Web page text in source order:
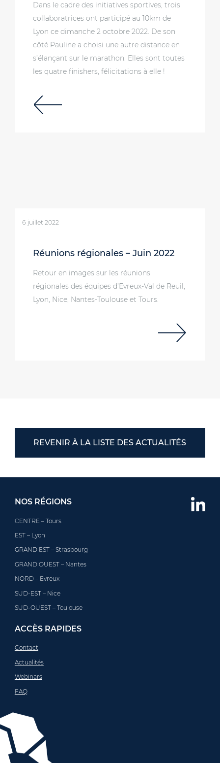
Dans le cadre des initiatives sportives, trois
collaboratrices ont participé au 10km de
Lyon ce dimanche 2 octobre 2022. De son
côté Pauline a choisi une autre distance en
s’élançant sur le marathon. Elles sont toutes
les quatre finishers, félicitations à elle !
6 juillet 2022
Réunions régionales – Juin 2022
Retour en images sur les réunions
régionales des équipes d’Evreux-Val de Reuil,
Lyon, Nice, Nantes-Toulouse et Tours.
REVENIR À LA LISTE DES ACTUALITÉS
NOS RÉGIONS
CENTRE – Tours
EST – Lyon
GRAND EST – Strasbourg
GRAND OUEST – Nantes
NORD – Evreux
SUD-EST – Nice
SUD-OUEST – Toulouse
ACCÈS RAPIDES
Contact
Actualités
Webinars
FAQ